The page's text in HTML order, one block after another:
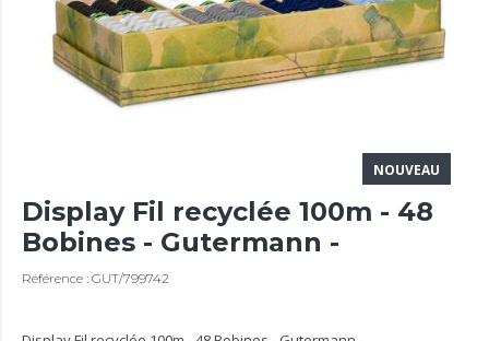
NOUVEAU
Display Fil recyclée 100m - 48
Bobines - Gutermann -
Référence : GUT/799742